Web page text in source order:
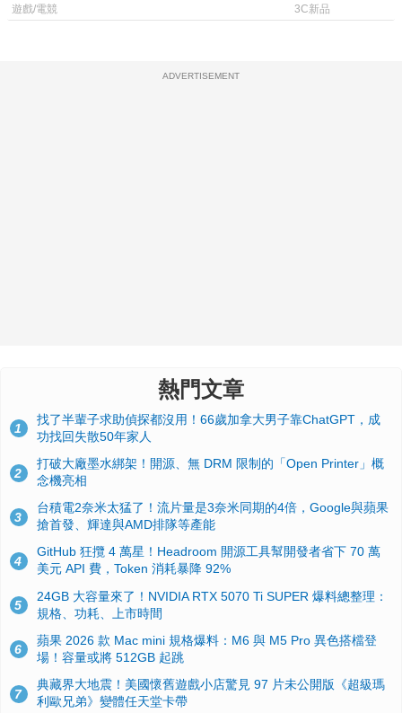
120fps 與全光追時代來臨
遊戲/電競
元
3C新品
ADVERTISEMENT
熱門文章
1
找了半輩子求助偵探都沒用！66歲加拿大男子靠ChatGPT，成
功找回失散50年家人
2
打破大廠墨水綁架！開源、無 DRM 限制的「Open Printer」概
念機亮相
3
台積電2奈米太猛了！流片量是3奈米同期的4倍，Google與蘋果
搶首發、輝達與AMD排隊等產能
4
GitHub 狂攬 4 萬星！Headroom 開源工具幫開發者省下 70 萬
美元 API 費，Token 消耗暴降 92%
5
24GB 大容量來了！NVIDIA RTX 5070 Ti SUPER 爆料總整理：
規格、功耗、上市時間
6
蘋果 2026 款 Mac mini 規格爆料：M6 與 M5 Pro 異色搭檔登
場！容量或將 512GB 起跳
7
典藏界大地震！美國懷舊遊戲小店驚見 97 片未公開版《超級瑪
利歐兄弟》變體任天堂卡帶